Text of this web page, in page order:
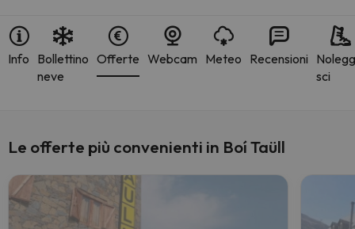
Info Bollettino
neve
Offerte Webcam Meteo Recensioni
sci
Le offerte più convenienti in Boí Taüll